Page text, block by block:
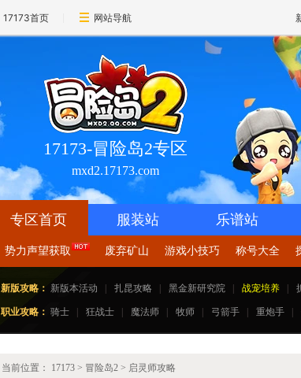
17173首页 网站导航
17173-冒险岛2专区
mxd2.17173.com
专区首页 服装站 乐谱站
势力声望获取 废弃矿山 游戏小技巧 称号大全
新版攻略： 新版本活动 扎昆攻略 黑金新研究院 战宠培养
职业攻略： 骑士 狂战士 魔法师 牧师 弓箭手 重炮手
当前位置： 17173 > 冒险岛2 > 启灵师攻略